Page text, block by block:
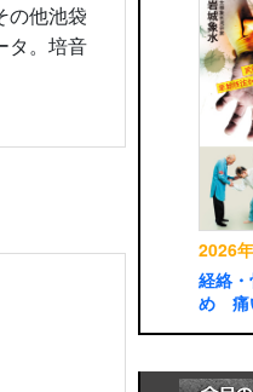
の他池袋
タ。培音
2026
経絡
め 痛